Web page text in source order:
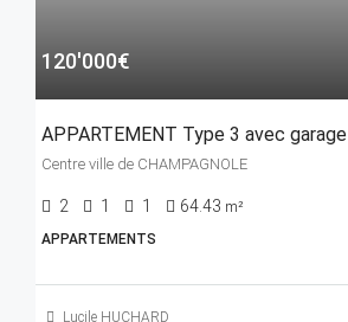
120'000€
APPARTEMENT Type 3 avec garage
Centre ville de CHAMPAGNOLE
2 1 1 64.43 m²
APPARTEMENTS
Lucile HUCHARD